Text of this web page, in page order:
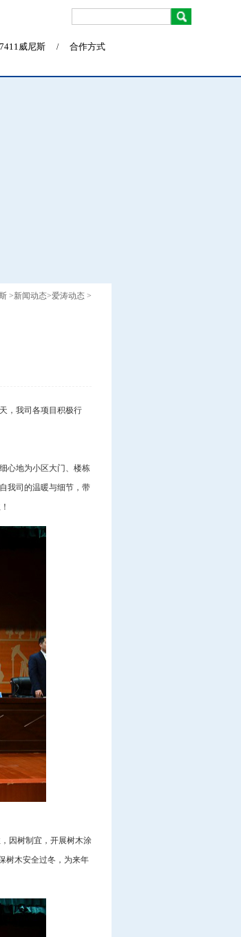
威尼斯 / 合作方式
>新闻动态>爱涛动态 >
，我司各项目积极行
心地为小区大门、楼栋
我司的温暖与细节，带
因树制宜，开展树木涂
树木安全过冬，为来年